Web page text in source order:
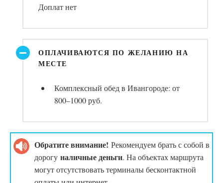
Доплат нет
ОПЛАЧИВАЮТСЯ ПО ЖЕЛАНИЮ НА
МЕСТЕ
Комплексный обед в Ивангороде: от
800–1000 руб.
Обратите внимание! Рекомендуем брать с собой в
дорогу наличные деньги. На объектах маршрута
могут отсутствовать терминалы бесконтактной